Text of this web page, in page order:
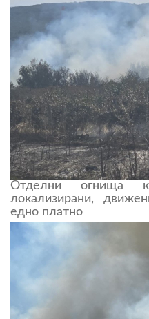
Отделни огнища
локализирани,
едно платно